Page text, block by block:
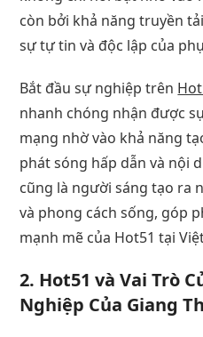
còn bởi khả năng truyền
sự tự tin và độc lập của
Bắt đầu sự nghiệp trên
nhanh chóng nhận được
mạng nhờ vào khả năng
phát sóng hấp dẫn và nội
cũng là người sáng tạo ra
và phong cách sống, góp
mạnh mẽ của Hot51 tại
2. Hot51 và Vai Trò
Nghiệp Của Giang